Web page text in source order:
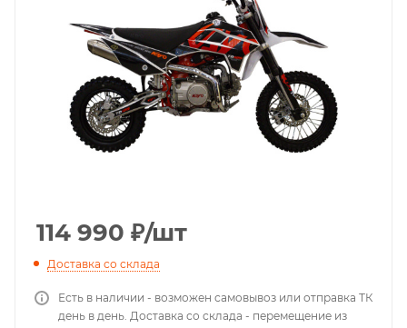
114 990 ₽/шт
Доставка со склада
Есть в наличии - возможен самовывоз или отправка ТК
день в день. Доставка со склада - перемещение из